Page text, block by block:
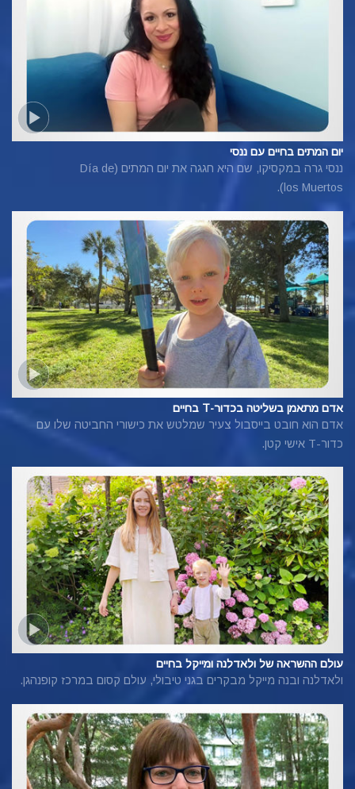
יום המתים בחיים עם ננסי
ננסי גרה במקסיקו, שם היא חגגה את יום המתים (Día de
los Muertos).
אדם מתאמן בשליטה בכדור-T בחיים
אדם הוא חובט בייסבול צעיר שמלטש את כישורי החביטה שלו עם
כדור-T אישי קטן.
עולם ההשראה של ולאדלנה ומייקל בחיים
ולאדלנה ובנה מייקל מבקרים בגני טיבולי, עולם קסום במרכז קופנהגן.